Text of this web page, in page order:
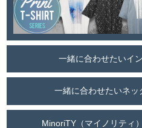
一緒に合わせたいイ
一緒に合わせたいネ
MinoriTY（マイノリティ